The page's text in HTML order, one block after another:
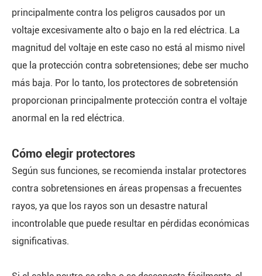
principalmente contra los peligros causados por un
voltaje excesivamente alto o bajo en la red eléctrica. La
magnitud del voltaje en este caso no está al mismo nivel
que la protección contra sobretensiones; debe ser mucho
más baja. Por lo tanto, los protectores de sobretensión
proporcionan principalmente protección contra el voltaje
anormal en la red eléctrica.
Cómo elegir protectores
Según sus funciones, se recomienda instalar protectores
contra sobretensiones en áreas propensas a frecuentes
rayos, ya que los rayos son un desastre natural
incontrolable que puede resultar en pérdidas económicas
significativas.